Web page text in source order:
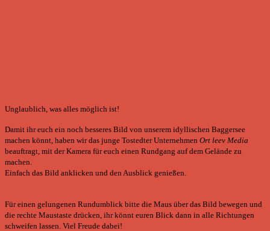
Unglaublich, was alles möglich ist!
Damit ihr euch ein noch besseres Bild von unserem idyllischen Baggersee
machen könnt, haben wir das junge Tostedter Unternehmen Ort leev Media
beauftragt, mit der Kamera für euch einen Rundgang auf dem Gelände zu
machen.
Einfach das Bild anklicken und den Ausblick genießen.
Für einen gelungenen Rundumblick bitte die Maus über das Bild bewegen und
die rechte Maustaste drücken, ihr könnt euren Blick dann in alle Richtungen
schweifen lassen. Viel Freude dabei!